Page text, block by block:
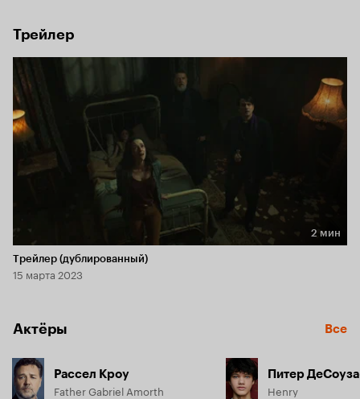
Трейлер
Длительность 2 мин
2 мин
Трейлер (дублированный)
15 марта 2023
Актёры Все
Рассел Кроу
Father Gabriel Amorth
Питер
Henry